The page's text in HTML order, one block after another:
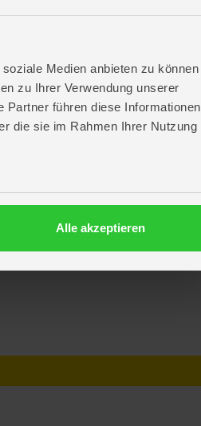
Medien anbieten zu können
zu Ihrer Verwendung unserer
Partner führen diese Informationen
die sie im Rahmen Ihrer Nutzung
Alle akzeptieren